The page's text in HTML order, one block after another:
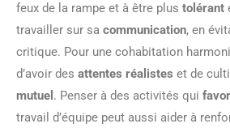
feux de la rampe et à être plus tolérant
travailler sur sa communication, en
critique. Pour une cohabitation
d’avoir des attentes réalistes et de
mutuel . Penser à des activités qui
travail d’équipe peut aussi aider à